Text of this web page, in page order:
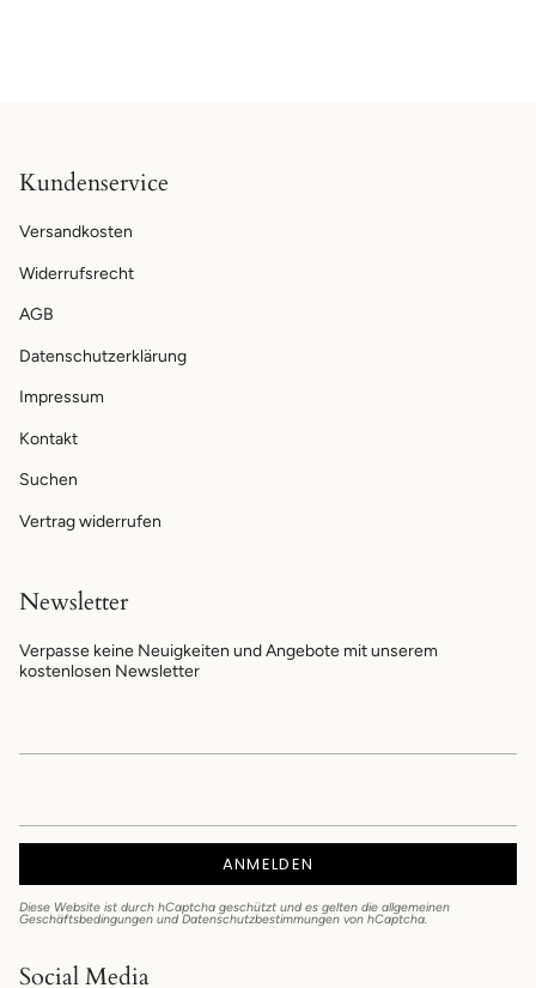
Kundenservice
Versandkosten
Widerrufsrecht
AGB
Datenschutzerklärung
Impressum
Kontakt
Suchen
Vertrag widerrufen
Newsletter
Verpasse keine Neuigkeiten und Angebote mit unserem
kostenlosen Newsletter
ANMELDEN
Diese Website ist durch hCaptcha geschützt und es gelten die allgemeinen
Geschäftsbedingungen und Datenschutzbestimmungen von hCaptcha.
Social Media